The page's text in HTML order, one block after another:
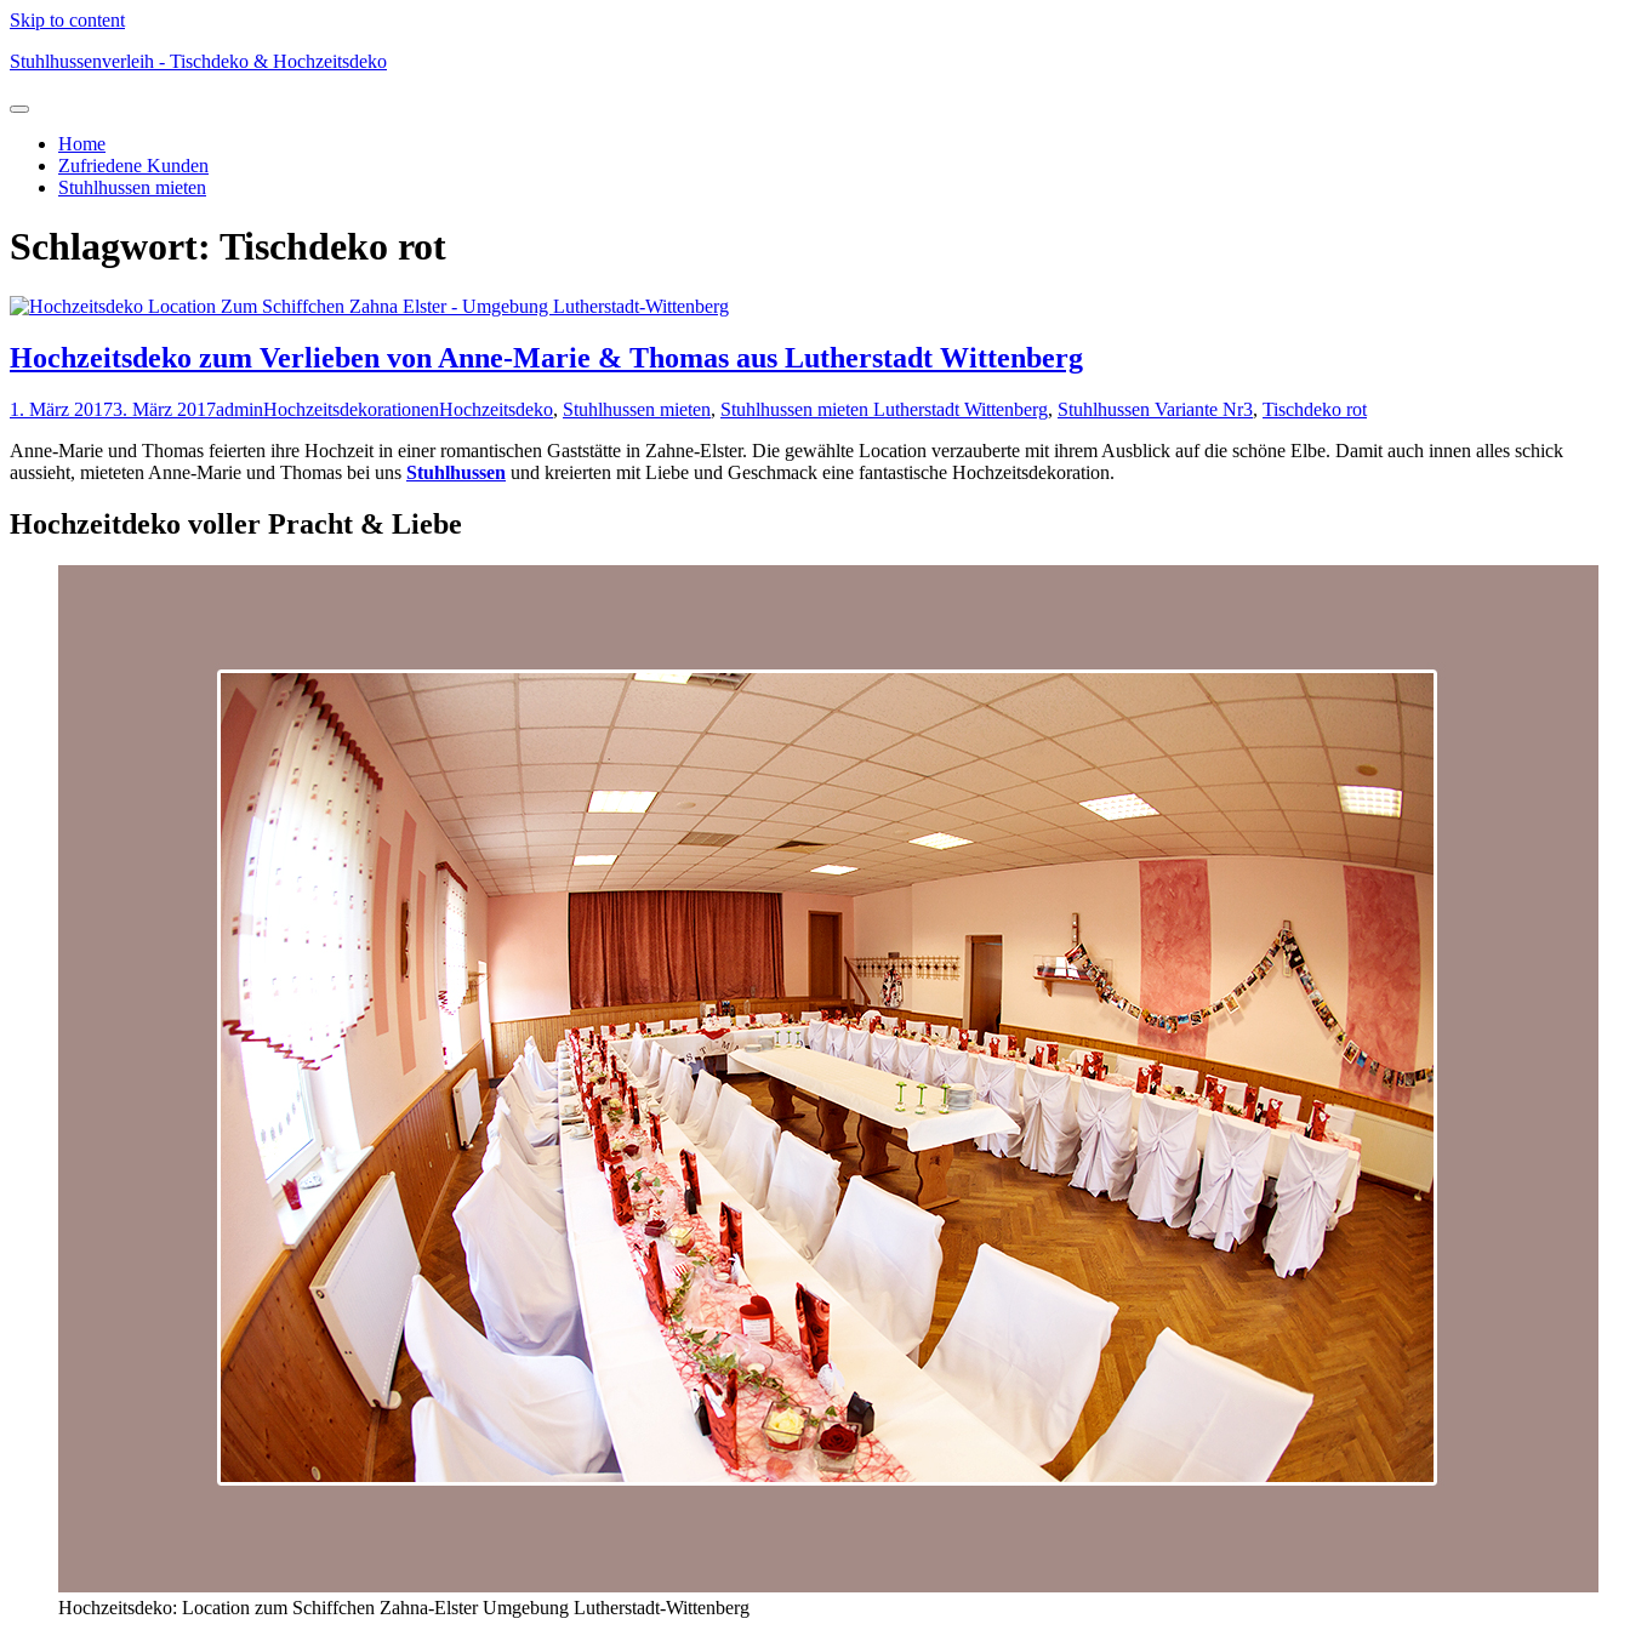
Skip to content
Stuhlhussenverleih - Tischdeko & Hochzeitsdeko
Home
Zufriedene Kunden
Stuhlhussen mieten
Schlagwort: Tischdeko rot
Hochzeitsdeko zum Verlieben von Anne-Marie & Thomas aus Lutherstadt Wittenberg
1. März 20173. März 2017adminHochzeitsdekorationenHochzeitsdeko, Stuhlhussen mieten, Stuhlhussen mieten Lutherstadt Wittenberg, Stuhlhussen Variante Nr3, Tischdeko rot
Anne-Marie und Thomas feierten ihre Hochzeit in einer romantischen Gaststätte in Zahne-Elster. Die gewählte Location verzauberte mit ihrem Ausblick auf die schöne Elbe. Damit auch innen alles schick
aussieht, mieteten Anne-Marie und Thomas bei uns Stuhlhussen und kreierten mit Liebe und Geschmack eine fantastische Hochzeitsdekoration.
Hochzeitdeko voller Pracht & Liebe
Hochzeitsdeko: Location zum Schiffchen Zahna-Elster Umgebung Lutherstadt-Wittenberg